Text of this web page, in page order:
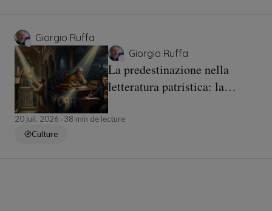
Giorgio Ruffa
Giorgio Ruffa
La predestinazione nella
letteratura patristica: la
luterano
20 juil. 2026
38 min de lecture
Culture